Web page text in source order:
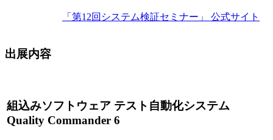
「第12回システム検証セミナー」 公式サイト
出展内容
組込みソフトウェア テスト自動化システム
Quality Commander 6